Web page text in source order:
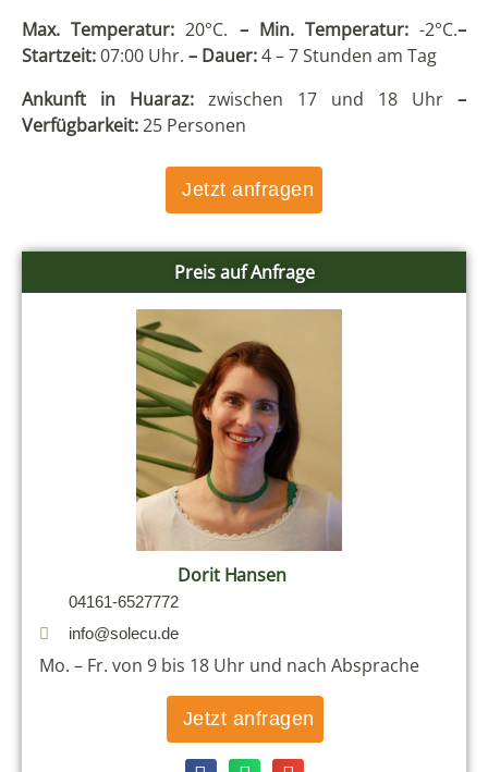
Max. Temperatur: 20°C. – Min. Temperatur:-2°C.–
Startzeit:07:00 Uhr. – Dauer:4 – 7 Stunden am Tag
Ankunft in Huaraz: zwischen 17 und 18 Uhr –
Verfügbarkeit:25 Personen
Jetzt anfragen
Preis auf Anfrage
Dorit Hansen
04161-6527772
info@solecu.de
Mo. – Fr. von 9 bis 18 Uhr und nach Absprache
Jetzt anfragen